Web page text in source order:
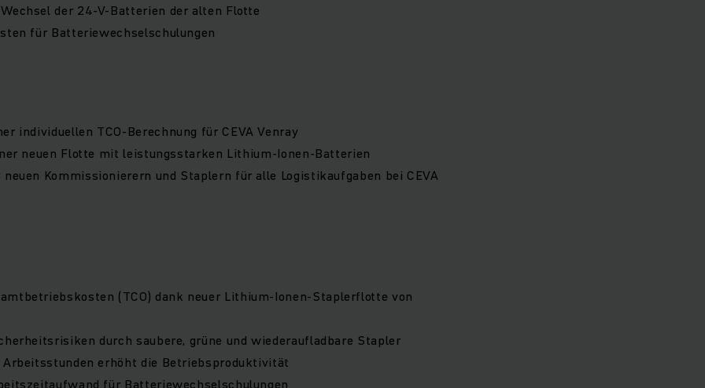
der 24-V-Batterien der alten Flotte
für Batteriewechselschulungen
individuellen TCO-Berechnung für CEVA Venray
neuen Flotte mit leistungsstarken Lithium-Ionen-Batterien
Kommissionierern und Staplern für alle Logistikaufgaben bei CEVA
(TCO) dank neuer Lithium-Ionen-Staplerflotte von
durch saubere, grüne und wiederaufladbare Stapler
Arbeitsstunden erhöht die Betriebsproduktivität
für Batteriewechselschulungen